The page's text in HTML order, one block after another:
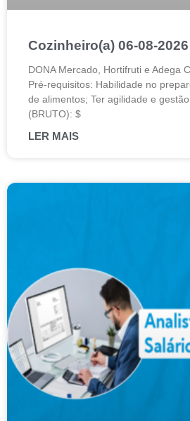
Cozinheiro(a) 06-08-2026
DONA Mercado, Hortifruti e Adega
Pré-requisitos: Habilidade no
de alimentos; Ter agilidade e
(BRUTO): $
LER MAIS